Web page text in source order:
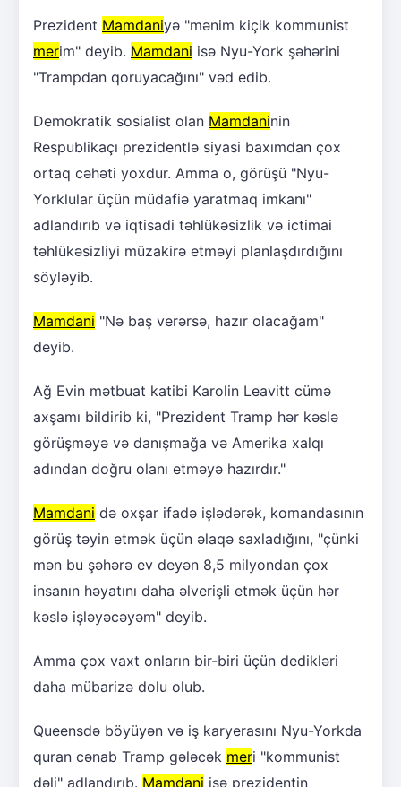
Prezident Mamdaniyə "mənim kiçik kommunist
merim" deyib. Mamdani isə Nyu-York şəhərini
"Trampdan qoruyacağını" vəd edib.
Demokratik sosialist olan Mamdaninin
Respublikaçı prezidentlə siyasi baxımdan çox
ortaq cəhəti yoxdur. Amma o, görüşü "Nyu-
Yorklular üçün müdafiə yaratmaq imkanı"
adlandırıb və iqtisadi təhlükəsizlik və ictimai
təhlükəsizliyi müzakirə etməyi planlaşdırdığını
söyləyib.
Mamdani "Nə baş verərsə, hazır olacağam"
deyib.
Ağ Evin mətbuat katibi Karolin Leavitt cümə
axşamı bildirib ki, "Prezident Tramp hər kəslə
görüşməyə və danışmağa və Amerika xalqı
adından doğru olanı etməyə hazırdır."
Mamdani də oxşar ifadə işlədərək, komandasının
görüş təyin etmək üçün əlaqə saxladığını, "çünki
mən bu şəhərə ev deyən 8,5 milyondan çox
insanın həyatını daha əlverişli etmək üçün hər
kəslə işləyəcəyəm" deyib.
Amma çox vaxt onların bir-biri üçün dedikləri
daha mübarizə dolu olub.
Queensdə böyüyən və iş karyerasını Nyu-Yorkda
quran cənab Tramp gələcək meri "kommunist
dəli" adlandırıb. Mamdani isə prezidentin